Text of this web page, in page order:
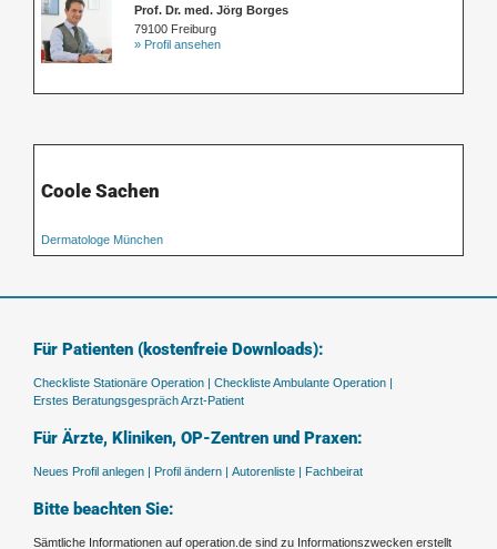
Prof. Dr. med. Jörg Borges
79100 Freiburg
» Profil ansehen
Coole Sachen
Dermatologe München
Für Patienten (kostenfreie Downloads):
Checkliste Stationäre Operation | Checkliste Ambulante Operation |
Erstes Beratungsgespräch Arzt-Patient
Für Ärzte, Kliniken, OP-Zentren und Praxen:
Neues Profil anlegen | Profil ändern | Autorenliste | Fachbeirat
Bitte beachten Sie:
Sämtliche Informationen auf operation.de sind zu Informationszwecken erstellt